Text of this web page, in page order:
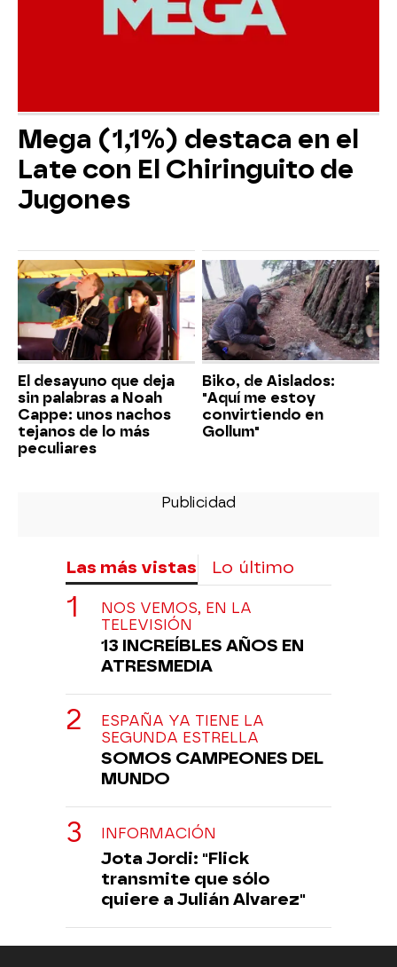
Mega (1,1%) destaca en el
Late con El Chiringuito de
Jugones
El desayuno que deja
sin palabras a Noah
Cappe: unos nachos
tejanos de lo más
peculiares
Biko, de Aislados:
"Aquí me estoy
convirtiendo en
Gollum"
Las más vistas Lo último
NOS VEMOS, EN LA
TELEVISIÓN
13 INCREÍBLES AÑOS EN
ATRESMEDIA
ESPAÑA YA TIENE LA
SEGUNDA ESTRELLA
SOMOS CAMPEONES DEL
MUNDO
INFORMACIÓN
Jota Jordi: "Flick
transmite que sólo
quiere a Julián Alvarez"